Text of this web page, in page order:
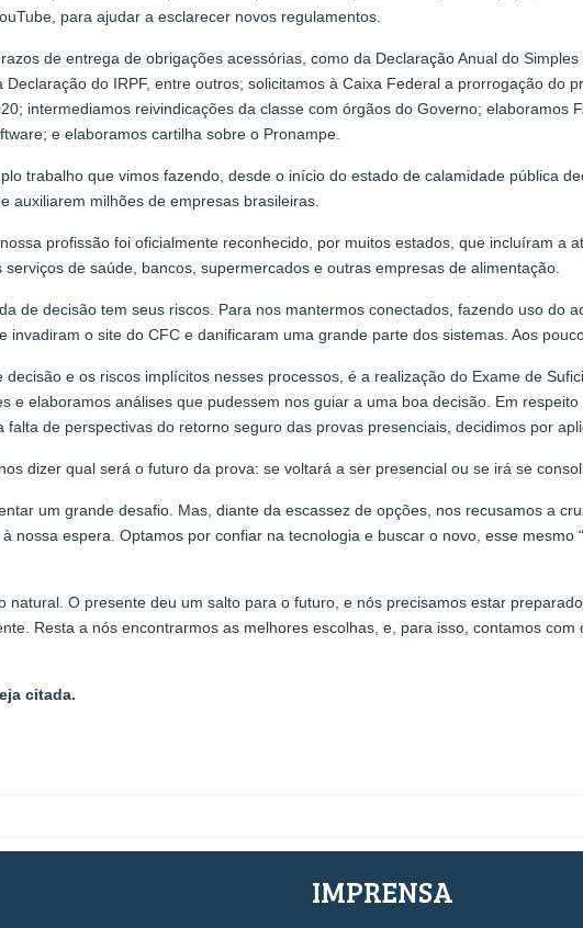
para ajudar a esclarecer novos regulamentos.
de entrega de obrigações acessórias, como da Declaração Anual do
do IRPF, entre outros; solicitamos à Caixa Federal a prorrogação do
intermediamos reivindicações da classe com órgãos do Governo; elaboramos
e elaboramos cartilha sobre o Pronampe.
trabalho que vimos fazendo, desde o início do estado de calamidade pública
auxiliarem milhões de empresas brasileiras.
profissão foi oficialmente reconhecido, por muitos estados, que incluíram a
de saúde, bancos, supermercados e outras empresas de alimentação.
de decisão tem seus riscos. Para nos mantermos conectados, fazendo uso do
o site do CFC e danificaram uma grande parte dos sistemas. Aos
e os riscos implícitos nesses processos, é a realização do Exame de
e elaboramos análises que pudessem nos guiar a uma boa decisão. Em
de perspectivas do retorno seguro das provas presenciais, decidimos por
dizer qual será o futuro da prova: se voltará a ser presencial ou se irá se
um grande desafio. Mas, diante da escassez de opções, nos recusamos a
nossa espera. Optamos por confiar na tecnologia e buscar o novo, esse mesmo
O presente deu um salto para o futuro, e nós precisamos estar
Resta a nós encontrarmos as melhores escolhas, e, para isso, contamos
citada.
IMPRENSA